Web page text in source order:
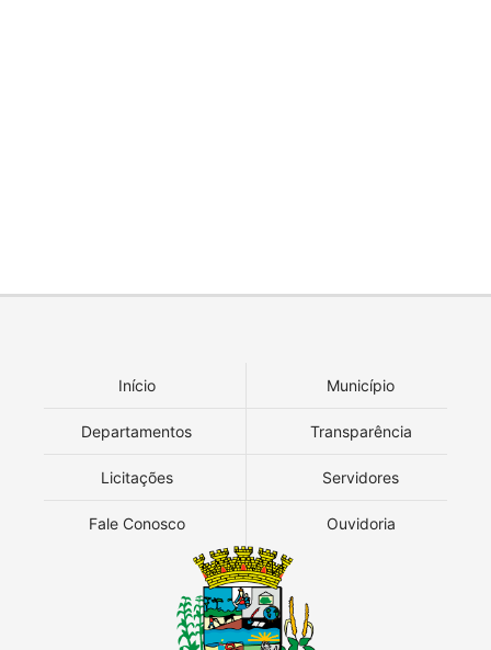
Início Município
Departamentos Transparência
Licitações Servidores
Fale Conosco Ouvidoria